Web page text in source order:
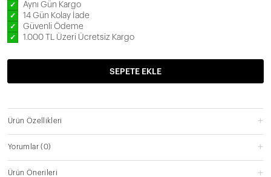
SEPETE EKLE
✓ Aynı Gün Kargo
✓ 14 Gün Kolay İade
✓ Güvenli Ödeme
✓ 1.000 TL Üzeri Ücretsiz Kargo
Ürün Özellikleri
Yorumlar(0)
Ürün Önerileri